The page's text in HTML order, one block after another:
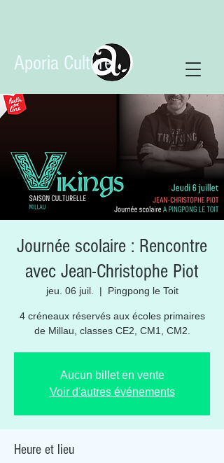
Aporia Culture
Journée scolaire : Rencontre
avec Jean-Christophe Piot
jeu. 06 juil.
  |
Pingpong le Toit
4 créneaux réservés aux écoles primaires
de Millau, classes CE2, CM1, CM2.
Aucun billet en vente
Voir d'autres événements
Heure et lieu